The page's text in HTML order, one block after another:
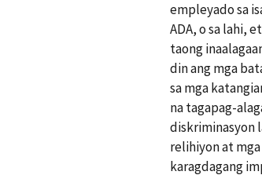
empleyado sa
ADA, o sa lahi,
taong
din ang mga
sa mga
na tagapag-
diskriminasyon
relihiyon at
karagdagang